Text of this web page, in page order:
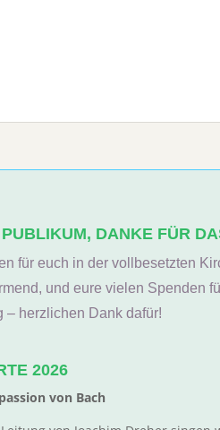
DANKE FÜR
für euch in der vollbesetzten
und eure vielen Spenden
– herzlichen Dank dafür!
2026
von Bach